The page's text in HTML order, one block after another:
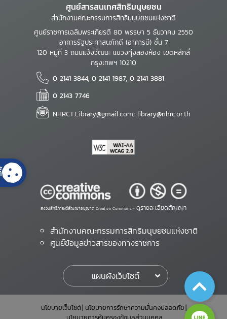
ศูนย์สารสนเทศสิทธิมนุษยชน
สำนักงานคณะกรรมการสิทธิมนุษยชนแห่งชาติ
ศูนย์ราชการเฉลิมพระเกียรติ 80 พรรษา 5 ธันวาคม 2550
อาคารรัฐประศาสนภักดี (อาคารบี) ชั้น 7
120 หมู่ที่ 3 ถนนแจ้งวัฒนะ แขวงทุ่งสองห้อง เขตหลักสี่
กรุงเทพฯ 10210
0 2141 3844, 0 2141 1987, 0 2141 3881
0 2143 7746
NHRCT.Library@gmail.com; library@nhrc.or.th
สงวนสิทธิ์ภายใต้สัญญาอนุญาต Creative Commons • ดูรายละเอียดสัญญา
สำนักงานคณะกรรมการสิทธิมนุษยชนแห่งชาติ
ศูนย์ข้อมูลข่าวสารของทางราชการ
แผนผังเว็บไซต์
นโยบายเว็บไซต์ นโยบายการรักษาความมั่นคงปลอดภัย